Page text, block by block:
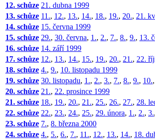
12. schůze 21. dubna 1999
13. schůze 11., 12., 13., 14., 18., 19., 20., 21.
14. schůze 15. června 1999
15. schůze 29., 30. června, 1., 2., 7., 8., 9., 13.
16. schůze 14. září 1999
17. schůze 12., 13., 14., 15., 19., 20., 21., 22.
18. schůze 4., 9., 10. listopadu 1999
19. schůze 30. listopadu, 1., 2., 3., 7., 8., 9., 10.,
20. schůze 21., 22. prosince 1999
21. schůze 18., 19., 20., 21., 25., 26., 27., 28.
22. schůze 22., 23., 24., 25., 29. února, 1., 2., 3.,
23. schůze 7., 8. března 2000
24. schůze 4., 5., 6., 7., 11., 12., 13., 14., 18.